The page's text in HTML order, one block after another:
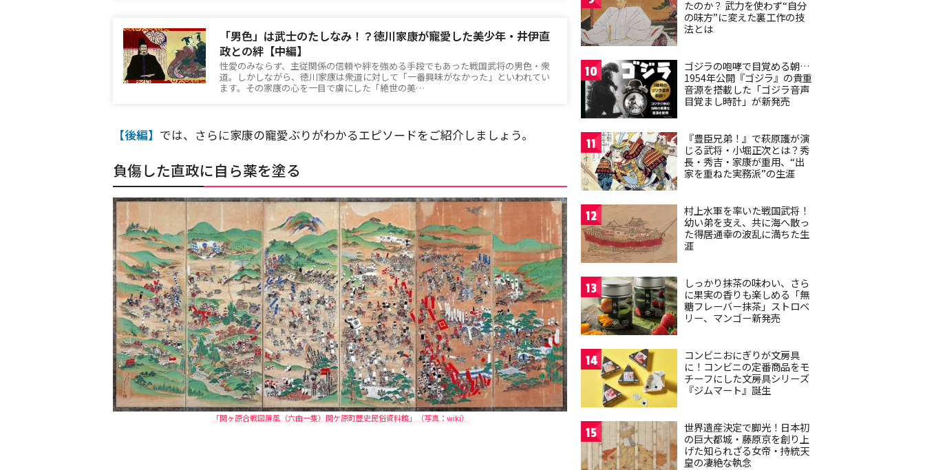
「男色」は武士のたしなみ！？徳川家康が寵愛した美少年・井伊直
政との絆【中編】
性愛のみならず、主従関係の信頼や絆を強める手段でもあった戦国武将の男色・衆
道。しかしながら、徳川家康は衆道に対して「一番興味がなかった」といわれてい
ます。その家康の心を一目で虜にした「絶世の美…
【後編】 では、さらに家康の寵愛ぶりがわかるエピソードをご紹介しましょう。
負傷した直政に自ら薬を塗る
「関ヶ原合戦図屏風（六曲一隻）関ケ原町歴史民俗資料館」（写真：wiki）
たのか？ 武力を使わず“自分
の味方”に変えた裏工作の技
法とは
10
ゴジラの咆哮で目覚める朝…
1954年公開『ゴジラ』の貴重
音源を搭載した「ゴジラ音声
目覚まし時計」が新発売
11
『豊臣兄弟！』で萩原護が演
じる武将・小堀正次とは？秀
長・秀吉・家康が重用、“出
家を重ねた実務派”の生涯
12
村上水軍を率いた戦国武将！
幼い弟を支え、共に海へ散っ
た得居通幸の波乱に満ちた生
涯
13
しっかり抹茶の味わい、さら
に果実の香りも楽しめる「無
糖フレーバー抹茶」ストロベ
リー、マンゴー新発売
14
コンビニおにぎりが文房具
に！コンビニの定番商品をモ
チーフにした文房具シリーズ
『ジムマート』誕生
15
世界遺産決定で脚光！日本初
の巨大都城・藤原京を創り上
げた知られざる女帝・持統天
皇の凄絶な執念